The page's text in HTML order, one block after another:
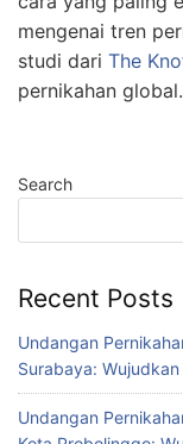
mengenai tren
studi dari The
pernikahan global.
Search
Recent Posts
Undangan
Surabaya:
Undangan